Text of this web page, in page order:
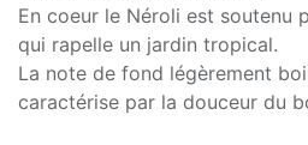
En coeur le Néroli est soutenu
qui rapelle un jardin tropical.
La note de fond légèrement
caractérise par la douceur du